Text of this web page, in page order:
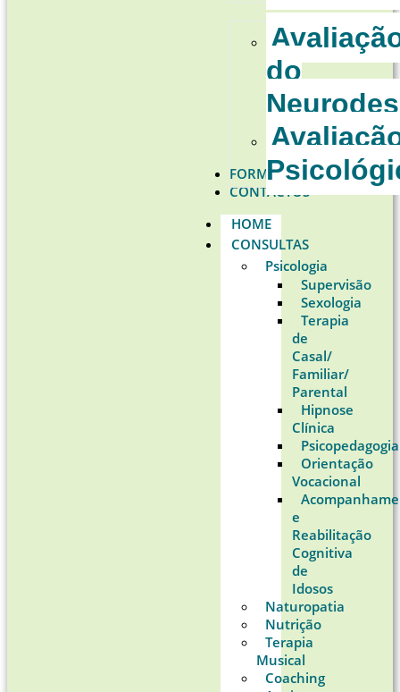
do
FORMAÇÕES
CONTACTOS
HOME
CONSULTAS
Psicologia
Supervisão
Sexologia
Terapia
de
Casal/
Familiar/
Parental
Hipnose
Clínica
Psicopedagogia
Orientação
Vocacional
e
Reabilitação
Cognitiva
de
Idosos
Naturopatia
Nutrição
Terapia
Musical
Coaching